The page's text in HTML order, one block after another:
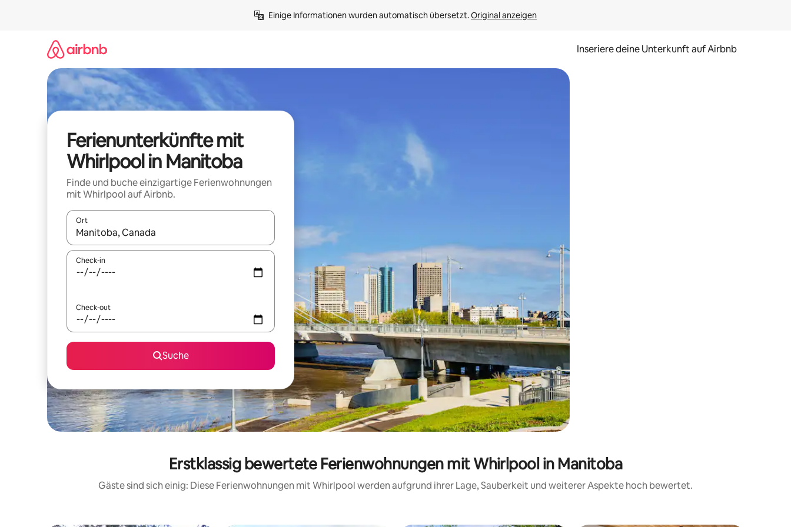
Einige Informationen wurden automatisch übersetzt. Original anzeigen
Inseriere deine Unterkunft auf Airbnb
Ferienunterkünfte mit
Whirlpool in Manitoba
Finde und buche einzigartige Ferienwohnungen
mit Whirlpool auf Airbnb.
Ort
Wenn Ergebnisse verfügbar sind, navigiere mit den Pfeiltasten nach oben und unten oder erkunde die Ergebnisse durch Berühren oder Wischgesten.
Check-in
Check-out
Suche
Erstklassig bewertete Ferienwohnungen mit Whirlpool in Manitoba
Gäste sind sich einig: Diese Ferienwohnungen mit Whirlpool werden aufgrund ihrer Lage, Sauberkeit und weiterer Aspekte hoch bewertet.